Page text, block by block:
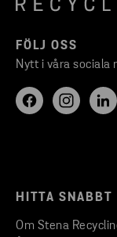
FÖLJ OSS
Nytt i våra sociala
HITTA SNABBT
Om Stena